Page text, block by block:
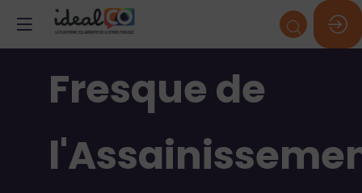
Fresque de